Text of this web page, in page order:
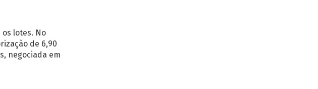
lotes. No
de 6,90
negociada em